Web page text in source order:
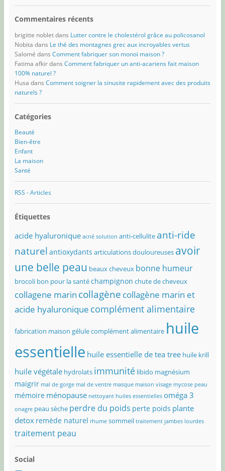
Commentaires récents
brigitte nobletdans Lutter contre le cholestérol grâce au policosanol
Nobita dans Le thé des montagnes grec aux incroyables vertus
Salomé dans Comment fabriquer son monoï maison ?
Fatima afkirdans Comment fabriquer un anti-acariens fait maison
100% naturel ?
Husa dans Comment soigner la sinusite rapidement avec des produits
naturels ?
Catégories
Beauté
Bien-être
Enfant
La maison
Santé
RSS - Articles
Étiquettes
acide hyaluronique acné solution anti-cellulite anti-ride
naturel antioxydants articulations douloureuses avoir
une belle peau beaux cheveux bonne humeur
brocoli bon pour la santé champignon chute de cheveux
collagene marin collagène collagène marin et
acide hyaluronique complément alimentaire
fabrication maison gélule complément alimentaire huile
essentielle huile essentielle de tea tree huile krill
huile végétale hydrolats immunité libido magnésium
maigrir mal de gorge mal de ventre masque maison visage mycose peau
mémoire ménopause nettoyant huiles essentielles oméga 3
onagre peau sèche perdre du poids perte poids plante
detox remède naturel rhume sommeil traitement jambes lourdes
traitement peau
Social